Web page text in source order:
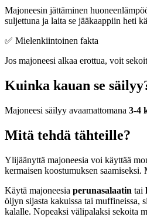
Majoneesin jättäminen
suljettuna ja laita se jääkaappiin heti
✅ Mielenkiintoinen fakta
Jos majoneesi alkaa erottua, voit
Kuinka kauan se
Majoneesi säilyy avaamattomana 3-4
Mitä tehdä tähteille?
Ylijäänyttä majoneesia voi käyttää
kermaisen koostumuksen saamiseksi.
Käytä majoneesia perunasalaatin tai
öljyn sijasta kakuissa tai muffineissa,
kalalle. Nopeaksi välipalaksi sekoita